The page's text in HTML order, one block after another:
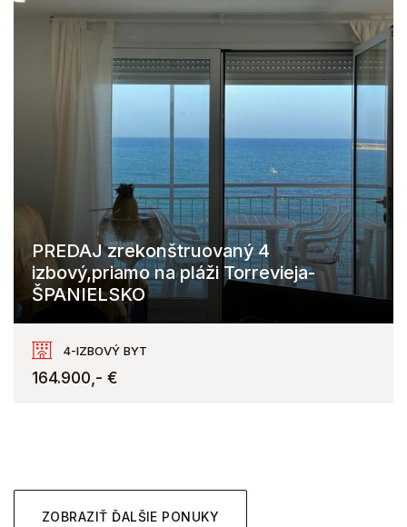
PREDAJ zrekonštruovaný 4
izbový,priamo na pláži Torrevieja-
ŠPANIELSKO
Torrevieja
4-IZBOVÝ BYT
164.900,- €
ZOBRAZIŤ ĎALŠIE PONUKY